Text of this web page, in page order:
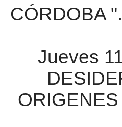
CÓRDOBA
Jueves